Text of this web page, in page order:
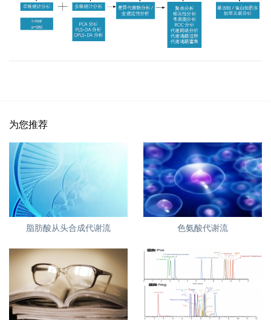
为您推荐
脂肪酸从头合成代谢流 色氨酸代谢流